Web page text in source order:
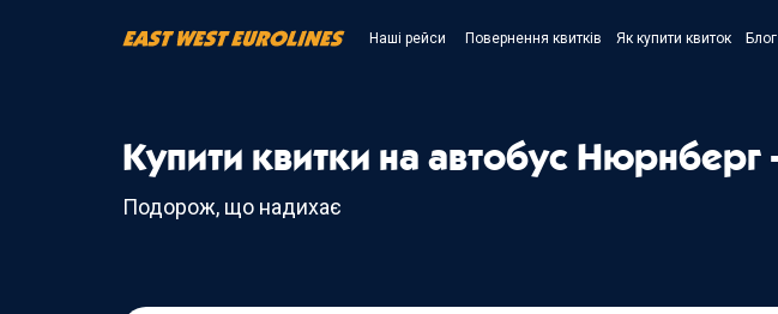
Наші рейси Повернення квитків Як купити квиток Блог
Купити квитки на автобус
Подорож, що надихає